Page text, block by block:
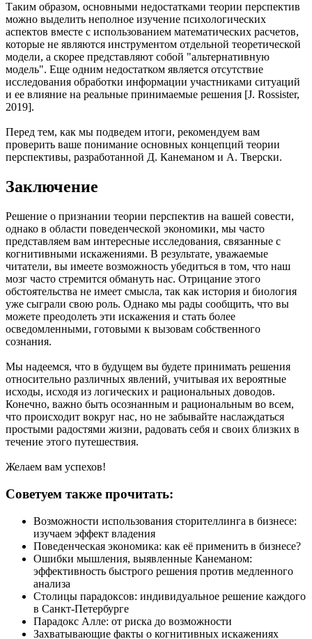
Таким образом, основными недостатками теории перспектив
можно выделить неполное изучение психологических
аспектов вместе с использованием математических расчетов,
которые не являются инструментом отдельной теоретической
модели, а скорее представляют собой "альтернативную
модель". Еще одним недостатком является отсутствие
исследования обработки информации участниками ситуаций
и ее влияние на реальные принимаемые решения [J. Rossister,
2019].
Перед тем, как мы подведем итоги, рекомендуем вам
проверить ваше понимание основных концепций теории
перспективы, разработанной Д. Канеманом и А. Тверски.
Заключение
Решение о признании теории перспектив на вашей совести,
однако в области поведенческой экономики, мы часто
представляем вам интересные исследования, связанные с
когнитивными искажениями. В результате, уважаемые
читатели, вы имеете возможность убедиться в том, что наш
мозг часто стремится обмануть нас. Отрицание этого
обстоятельства не имеет смысла, так как история и биология
уже сыграли свою роль. Однако мы рады сообщить, что вы
можете преодолеть эти искажения и стать более
осведомленными, готовыми к вызовам собственного
сознания.
Мы надеемся, что в будущем вы будете принимать решения
относительно различных явлений, учитывая их вероятные
исходы, исходя из логических и рациональных доводов.
Конечно, важно быть осознанным и рациональным во всем,
что происходит вокруг нас, но не забывайте наслаждаться
простыми радостями жизни, радовать себя и своих близких в
течение этого путешествия.
Желаем вам успехов!
Советуем также прочитать:
Возможности использования сторителлинга в бизнесе:
изучаем эффект владения
Поведенческая экономика: как её применить в бизнесе?
Ошибки мышления, выявленные Канеманом:
эффективность быстрого решения против медленного
анализа
Столицы парадоксов: индивидуальное решение каждого
в Санкт-Петербурге
Парадокс Алле: от риска до возможности
Захватывающие факты о когнитивных искажениях